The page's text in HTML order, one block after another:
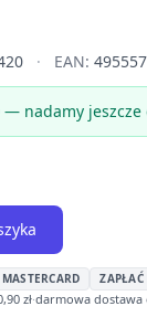
· EAN:
nadamy jeszcze
ZAPŁAĆ
zł·darmowa dostawa